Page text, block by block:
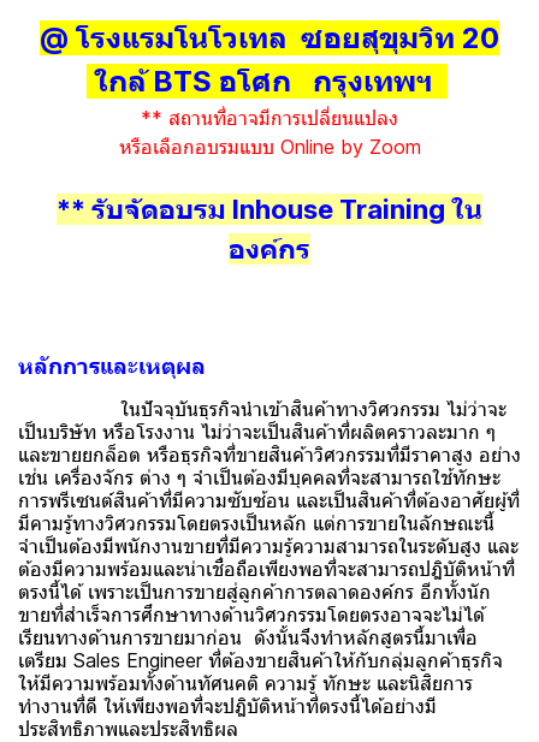
@ โรงแรมโนโวเทล ซอยสุขุมวิท 20
ใกล้ BTS อโศก กรุงเทพฯ
** สถานที่อาจมีการเปลี่ยนแปลง
หรือเลือกอบรมแบบ Online by Zoom
** รับจัดอบรม Inhouse Training ใน
องค์กร
หลักการและเหตุผล
ในปัจจุบันธุรกิจนำเข้าสินค้าทางวิศวกรรม ไม่ว่าจะ
เป็นบริษัท หรือโรงงาน ไม่ว่าจะเป็นสินค้าที่ผลิตคราวละมาก ๆ
และขายยกล็อต หรือธุรกิจที่ขายสินค้าวิศวกรรมที่มีราคาสูง อย่าง
เช่น เครื่องจักร ต่าง ๆ จำเป็นต้องมีบุคคลที่จะสามารถใช้ทักษะ
การพรีเซนต์สินค้าที่มีความซับซ้อน และเป็นสินค้าที่ต้องอาศัยผู้ที่
มีคามรู้ทางวิศวกรรมโดยตรงเป็นหลัก แต่การขายในลักษณะนี้
จำเป็นต้องมีพนักงานขายที่มีความรู้ความสามารถในระดับสูง และ
ต้องมีความพร้อมและน่าเชื่อถือเพียงพอที่จะสามารถปฎิบัติหน้าที่
ตรงนี้ได้ เพราะเป็นการขายสู่ลูกค้าการตลาดองค์กร อีกทั้งนัก
ขายที่สำเร็จการศึกษาทางด้านวิศวกรรมโดยตรงอาจจะไม่ได้
เรียนทางด้านการขายมาก่อน ดังนั้นจึงทำหลักสูตรนี้มาเพื่อ
เตรียม Sales Engineer ที่ต้องขายสินค้าให้กับกลุ่มลูกค้าธุรกิจ
ให้มีความพร้อมทั้งด้านทัศนคติ ความรู้ ทักษะ และนิสิยการ
ทำงานที่ดี ให้เพียงพอที่จะปฎิบัติหน้าที่ตรงนี้ได้อย่างมี
ประสิทธิภาพและประสิทธิผล